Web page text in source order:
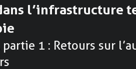
l’infrastructure
1 : Retours sur